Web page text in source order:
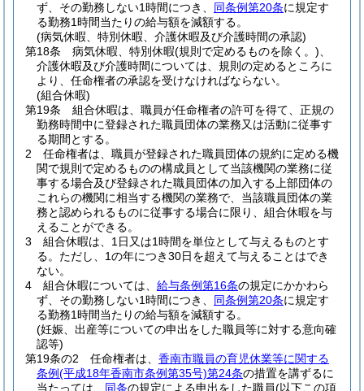
ず、その勤務しない1時間につき、 同条例第20条に規定す
る勤務1時間当たりの給与額を減額する。
(病気休暇、特別休暇、介護休暇及び介護時間の承認)
第18条
病気休暇、特別休暇(規則で定めるものを除く。)
介護休暇及び介護時間については、規則の定めるところに
より、任命権者の承認を受けなければならない。
(組合休暇)
第19条
組合休暇は、職員が任命権者の許可を得て、正規の
勤務時間中に登録された職員団体の業務又は活動に従事す
る期間とする。
2
任命権者は、職員が登録された職員団体の規約に定める機
関で規則で定めるものの構成員として当該機関の業務に従
事する場合及び登録された職員団体の加入する上部団体の
これらの機関に相当する機関の業務で、当該職員団体の業
務と認められるものに従事する場合に限り、組合休暇を与
えることができる。
3
組合休暇は、1日又は1時間を単位として与えるものとす
る。 ただし、1の年につき30日を超えて与えることはでき
ない。
4
組合休暇については、 給与条例第16条の規定にかかわら
ず、その勤務しない1時間につき、 同条例第20条に規定す
る勤務1時間当たりの給与額を減額する。
(妊娠、出産等についての申出をした職員等に対する意向確
認等)
第19条の2
任命権者は、 香南市職員の育児休業等に関する
条例(平成18年香南市条例第35号)第24条の措置を講ずるに
当たっては、 同条の規定による申出をした職員(以下この項